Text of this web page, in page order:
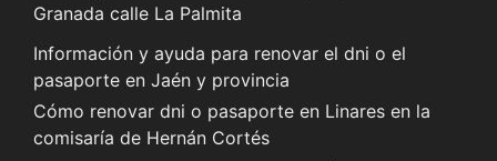
Granada calle La Palmita
Información y ayuda para renovar el dni o el
pasaporte en Jaén y provincia
Cómo renovar dni o pasaporte en Linares en la
comisaría de Hernán Cortés